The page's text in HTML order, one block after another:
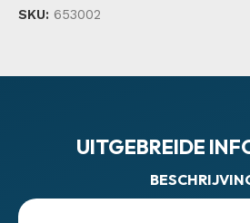
SKU: 653002
UITGEBREIDE